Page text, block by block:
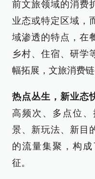
前文旅领域的消费
业态或特定区域，
域渗透的特点，在
乡村、住宿、研学
幅拓展，文旅消费链
热点丛生，新业态
高频次、多点位
景、新玩法、新目
的流量集聚，构
征。​​